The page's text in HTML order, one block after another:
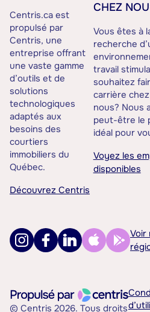
Centris.ca est
propulsé par
Centris, une
entreprise offrant
une vaste gamme
d’outils et de
solutions
technologiques
adaptés aux
besoins des
courtiers
immobiliers du
Québec.
Découvrez Centris
CHEZ
Vous êtes à
recherche
travail
souhaitez
carrière chez
nous? Nous
peut-être le
idéal pour
Voyez les
disponibles
Voir
© Centris 2026. Tous droits